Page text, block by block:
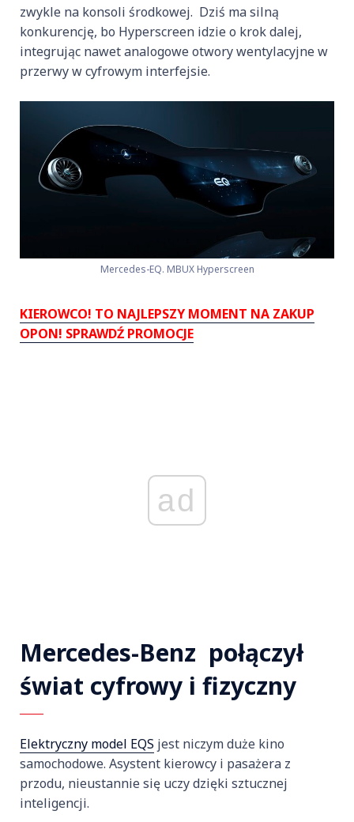
zwykle na konsoli środkowej. Dziś ma silną
konkurencję, bo Hyperscreen idzie o krok dalej,
integrując nawet analogowe otwory wentylacyjne w
przerwy w cyfrowym interfejsie.
Mercedes-EQ. MBUX Hyperscreen
KIEROWCO! TO NAJLEPSZY MOMENT NA ZAKUP
OPON! SPRAWDŹ PROMOCJE
ad
Mercedes-Benz połączył
świat cyfrowy i fizyczny
Elektryczny model EQS jest niczym duże kino
samochodowe. Asystent kierowcy i pasażera z
przodu, nieustannie się uczy dzięki sztucznej
inteligencji.